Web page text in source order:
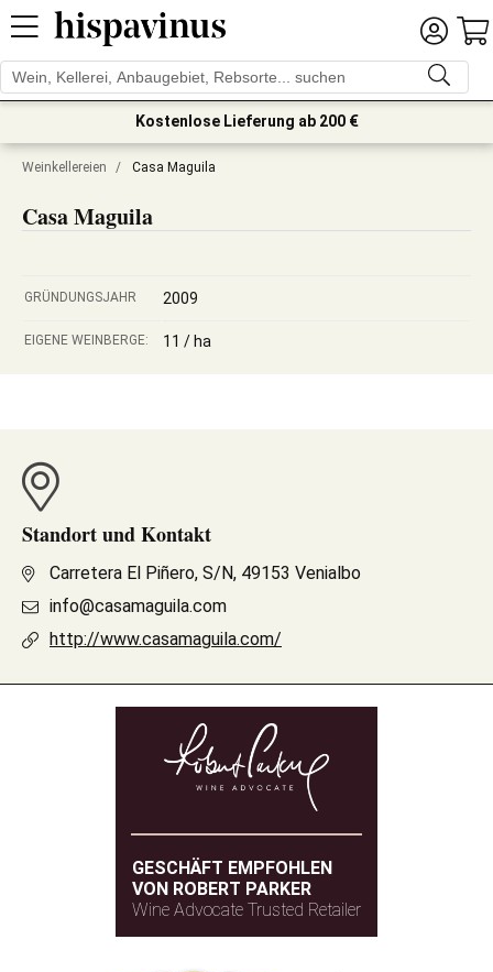
Kostenlose Lieferung ab 200 €
Weinkellereien / Casa Maguila
Casa Maguila
GRÜNDUNGSJAHR 2009
EIGENE WEINBERGE: 11 / ha
Standort und Kontakt
Carretera El Piñero, S/N, 49153 Venialbo
info@casamaguila.com
http://www.casamaguila.com/
GESCHÄFT EMPFOHLEN
VON ROBERT PARKER
Wine Advocate Trusted Retailer